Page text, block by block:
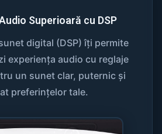
Superioară cu DSP
digital (DSP) îți permite
experiența audio cu reglaje
un sunet clar, puternic și
preferințelor tale.